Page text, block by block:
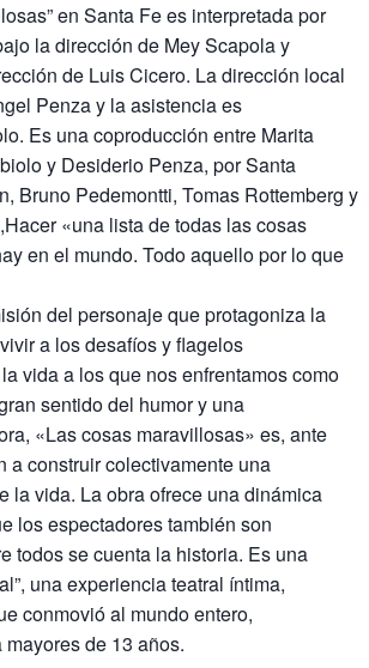
en Santa Fe es interpretada por
la dirección de Mey Scapola y
de Luis Cicero. La dirección local
Penza y la asistencia es
Es una coproducción entre Marita
y Desiderio Penza, por Santa
Bruno Pedemontti, Tomas Rottemberg y
«una lista de todas las cosas
en el mundo. Todo aquello por lo que
del personaje que protagoniza la
a los desafíos y flagelos
vida a los que nos enfrentamos como
sentido del humor y una
«Las cosas maravillosas» es, ante
a construir colectivamente una
la vida. La obra ofrece una dinámica
los espectadores también son
todos se cuenta la historia. Es una
una experiencia teatral íntima,
conmovió al mundo entero,
de 13 años.